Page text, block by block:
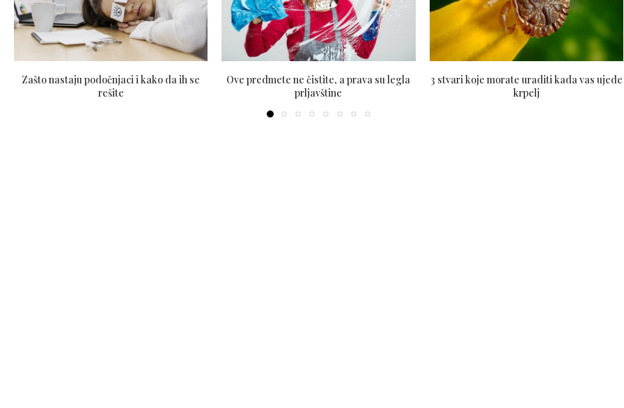
Zašto nastaju podočnjaci i kako da ih se
rešite
Ove predmete ne čistite, a prava su legla
prljavštine
3 stvari koje morate uraditi kada vas ujede
krpelj